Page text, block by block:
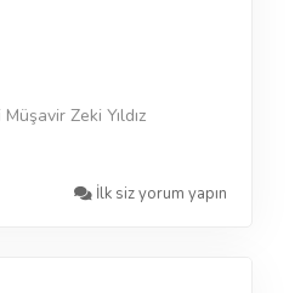
Zeki Yıldız
İlk siz yorum yapın